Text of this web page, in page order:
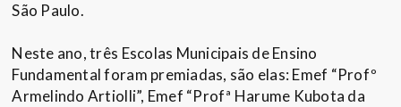
São Paulo.
Neste ano, três Escolas Municipais de Ensino
Fundamental foram premiadas, são elas: Emef “Profº
Armelindo Artiolli”, Emef “Profª Harume Kubota da